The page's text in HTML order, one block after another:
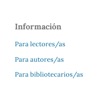
Información
Para lectores/as
Para autores/as
Para bibliotecarios/as